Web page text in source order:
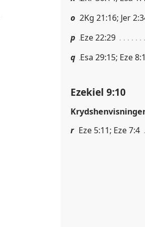
o 2Kg 21:16; Jer
p Eze 22:29
q Esa 29:15; Eze
Ezekiel 9:10
r Eze 5:11; Eze 7:4